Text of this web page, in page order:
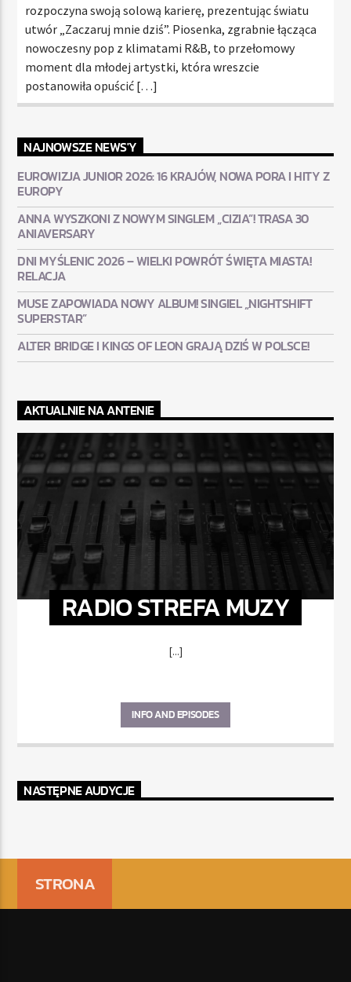
rozpoczyna swoją solową karierę, prezentując światu
utwór „Zaczaruj mnie dziś”. Piosenka, zgrabnie łącząca
nowoczesny pop z klimatami R&B, to przełomowy
moment dla młodej artystki, która wreszcie
postanowiła opuścić […]
NAJNOWSZE NEWS'Y
EUROWIZJA JUNIOR 2026: 16 KRAJÓW, NOWA PORA I HITY Z
EUROPY
ANNA WYSZKONI Z NOWYM SINGLEM „CIZIA”! TRASA 30
ANIAVERSARY
DNI MYŚLENIC 2026 – WIELKI POWRÓT ŚWIĘTA MIASTA!
RELACJA
MUSE ZAPOWIADA NOWY ALBUM! SINGIEL „NIGHTSHIFT
SUPERSTAR”
ALTER BRIDGE I KINGS OF LEON GRAJĄ DZIŚ W POLSCE!
AKTUALNIE NA ANTENIE
RADIO STREFA MUZY
[...]
INFO AND EPISODES
NASTĘPNE AUDYCJE
STRONA